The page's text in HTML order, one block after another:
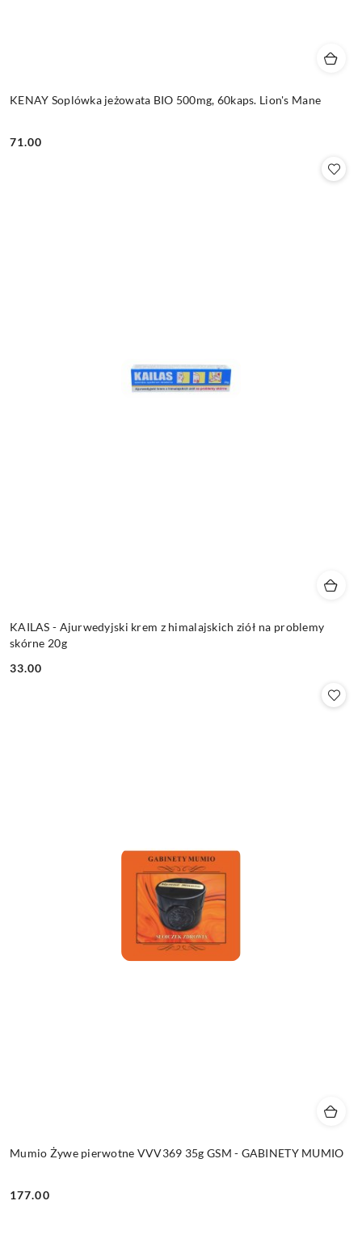
KENAY Soplówka jeżowata BIO 500mg, 60kaps. Lion's Mane
Cena:
71.00
KAILAS - Ajurwedyjski krem z himalajskich ziół na problemy
skórne 20g
Cena:
33.00
Mumio Żywe pierwotne VVV369 35g GSM - GABINETY MUMIO
Cena:
177.00